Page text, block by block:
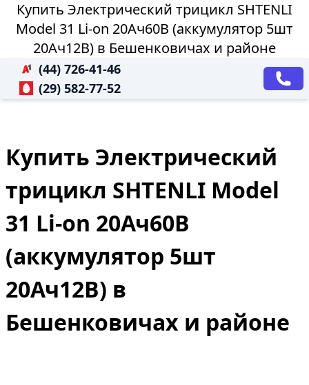
Купить Электрический трицикл SHTENLI
Model 31 Li-on 20Ач60В (аккумулятор 5шт
20Ач12В) в Бешенковичах и районе
(44) 726-41-46
(29) 582-77-52
Купить Электрический
трицикл SHTENLI Model
31 Li-on 20Ач60В
(аккумулятор 5шт
20Ач12В) в
Бешенковичах и районе